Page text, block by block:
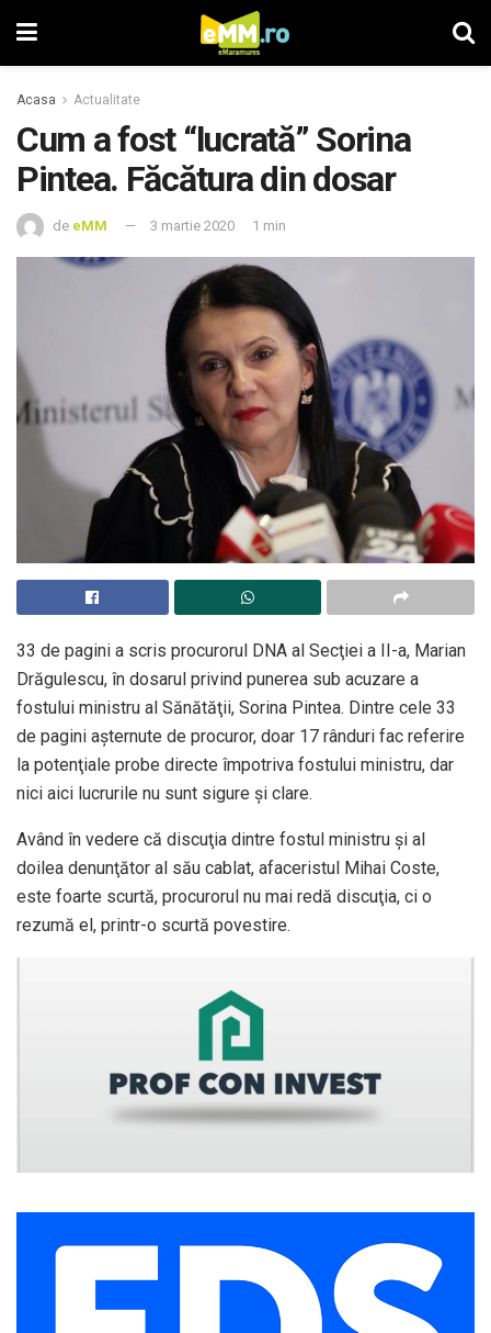
Acasa Actualitate
Cum a fost “lucrată” Sorina
Pintea. Făcătura din dosar
de eMM 3 martie 2020 1 min
33 de pagini a scris procurorul DNA al Secţiei a II-a, Marian
Drăgulescu, în dosarul privind punerea sub acuzare a
fostului ministru al Sănătăţii, Sorina Pintea. Dintre cele 33
de pagini aşternute de procuror, doar 17 rânduri fac referire
la potenţiale probe directe împotriva fostului ministru, dar
nici aici lucrurile nu sunt sigure și clare.
Având în vedere că discuţia dintre fostul ministru şi al
doilea denunţător al său cablat, afaceristul Mihai Coste,
este foarte scurtă, procurorul nu mai redă discuţia, ci o
rezumă el, printr-o scurtă povestire.